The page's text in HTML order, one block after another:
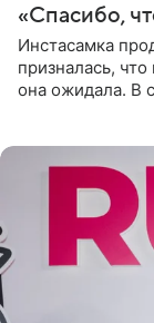
«Спасибо,
Инстасамка
призналась,
она ожидала. В